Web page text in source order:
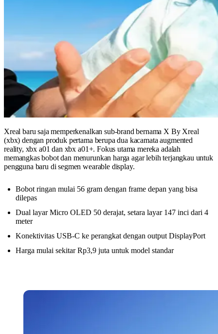
Xreal baru saja memperkenalkan sub-brand bernama X By Xreal
(xbx) dengan produk pertama berupa dua kacamata augmented
reality, xbx a01 dan xbx a01+. Fokus utama mereka adalah
memangkas bobot dan menurunkan harga agar lebih terjangkau untuk
pengguna baru di segmen wearable display.
Bobot ringan mulai 56 gram dengan frame depan yang bisa
dilepas
Dual layar Micro OLED 50 derajat, setara layar 147 inci dari 4
meter
Konektivitas USB-C ke perangkat dengan output DisplayPort
Harga mulai sekitar Rp3,9 juta untuk model standar